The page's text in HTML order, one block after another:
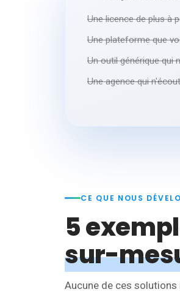
Une licence de plus à
Une plateforme que
Un outil générique qui
Une agence qui
CE QUE NOUS
5
sur-
Aucune de ces solutions